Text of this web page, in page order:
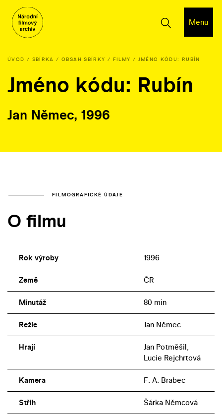
Menu
ÚVOD SBÍRKA OBSAH SBÍRKY FILMY JMÉNO KÓDU: RUBÍN
Jméno kódu: Rubín
Jan Němec, 1996
FILMOGRAFICKÉ ÚDAJE
O filmu
Rok výroby 1996
Země ČR
Minutáž 80 min
Režie Jan Němec
Hrají
Jan Potměšil,
Lucie Rejchrtová
Kamera F. A. Brabec
Střih Šárka Němcová